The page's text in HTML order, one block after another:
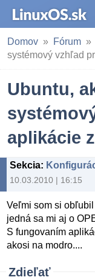
Domov Fórum
systémový vzhľad
Ubuntu,
aplikácie
Sekcia:
10.03.2010 | 16:15
Veľmi som si
jedná sa mi aj o
S fungovaním
akosi na modro....
Zdieľať